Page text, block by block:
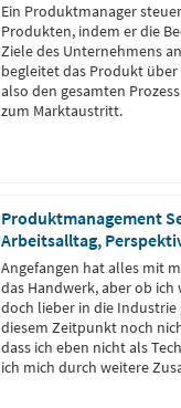
Ein Produktmanager
Produkten, indem er die
Ziele des Unternehmens
begleitet das Produkt
also den gesamten
zum Marktaustritt.
Produktmanagement
Arbeitsalltag,
Angefangen hat alles mit
das Handwerk, aber ob
doch lieber in die Industrie
diesem Zeitpunkt noch
dass ich eben nicht als
ich mich durch weitere